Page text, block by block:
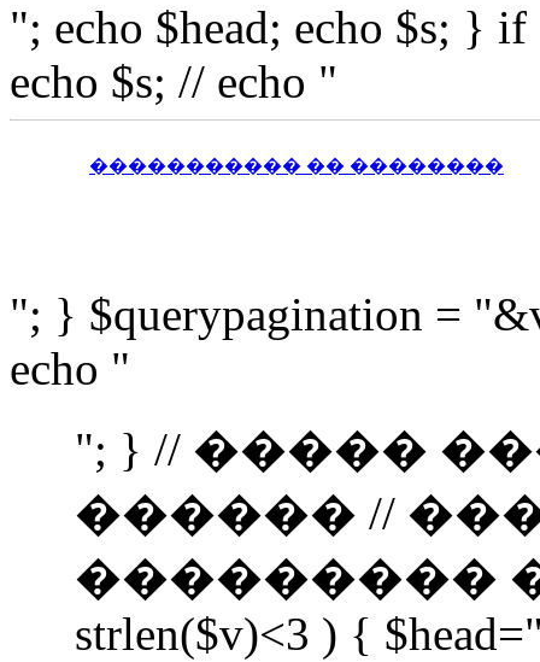
"; echo $head; echo $s; }
echo $s; // echo "
����������� �� ��������
"; } $querypagination =
echo "
"; } // �����
������ //
���������
strlen($v)<3 ) {